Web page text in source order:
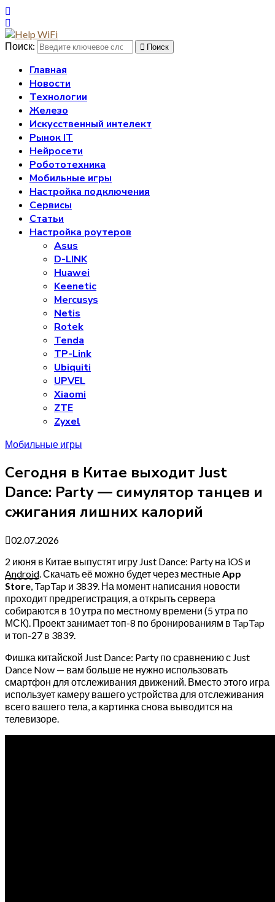
Поиск: Поиск
Главная
Новости
Технологии
Железо
Искусственный интелект
Рынок IT
Нейросети
Робототехника
Мобильные игры
Настройка подключения
Сервисы
Статьи
Настройка роутеров
Asus
D-LINK
Huawei
Keenetic
Mercusys
Netis
Rotek
Tenda
TP-Link
Ubiquiti
UPVEL
Xiaomi
ZTE
Zyxel
Мобильные игры
Сегодня в Китае выходит Just
Dance: Party — симулятор танцев и
сжигания лишних калорий
02.07.2026
2 июня в Китае выпустят игру Just Dance: Party на iOS и
Android. Скачать её можно будет через местныеApp
Store, TapTap и 3839. На момент написания новости
проходит предрегистрация, а открыть сервера
собираются в 10 утра по местному времени (5 утра по
МСК). Проект занимает топ-8 по бронированиям в TapTap
и топ-27 в 3839.
Фишка китайской Just Dance: Party по сравнению с Just
Dance Now — вам больше не нужно использовать
смартфон для отслеживания движений. Вместо этого игра
использует камеру вашего устройства для отслеживания
всего вашего тела, а картинка снова выводится на
телевизоре.